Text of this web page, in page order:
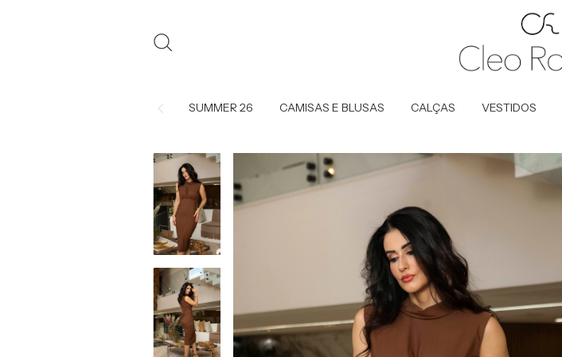
SUMMER 26 CAMISAS E BLUSAS CALÇAS VESTIDOS